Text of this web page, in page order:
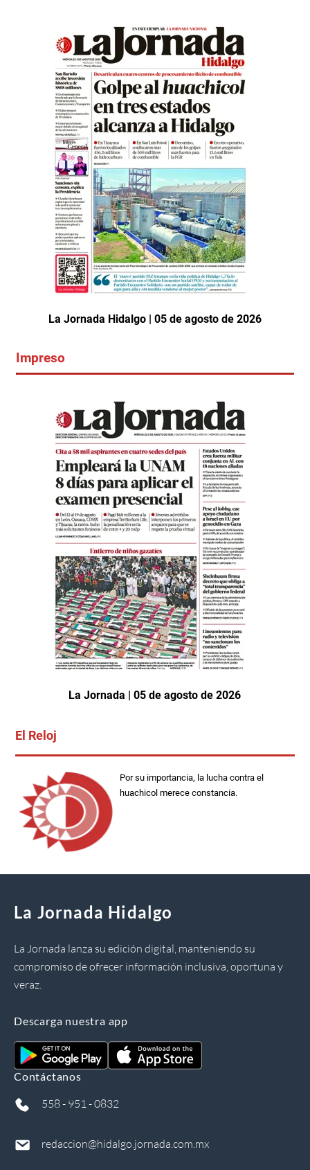
La Jornada Hidalgo | 05 de agosto de 2026
Impreso
La Jornada | 05 de agosto de 2026
El Reloj
Por su importancia, la lucha contra el
huachicol merece constancia.
La Jornada Hidalgo
La Jornada lanza su edición digital, manteniendo su
compromiso de ofrecer información inclusiva, oportuna y
veraz.
Descarga nuestra app
Contáctanos
558 - 951 - 0832
redaccion@hidalgo.jornada.com.mx